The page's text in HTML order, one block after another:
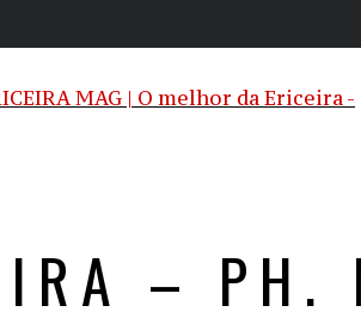
– PH.